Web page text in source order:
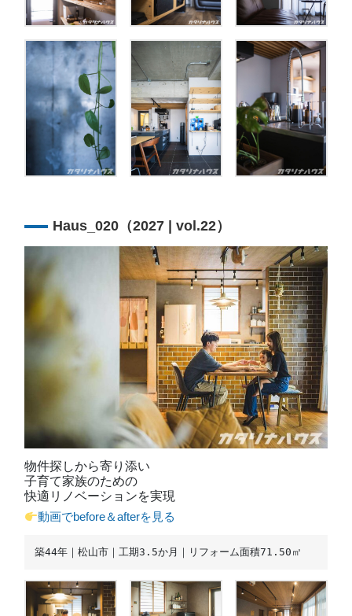
Haus_020（2027 | vol.22）
物件探しから寄り添い
子育て家族のための
快適リノベーションを実現
動画でbefore＆afterを見る
築44年｜松山市｜工期3.5か月｜リフォーム面積71.50㎡